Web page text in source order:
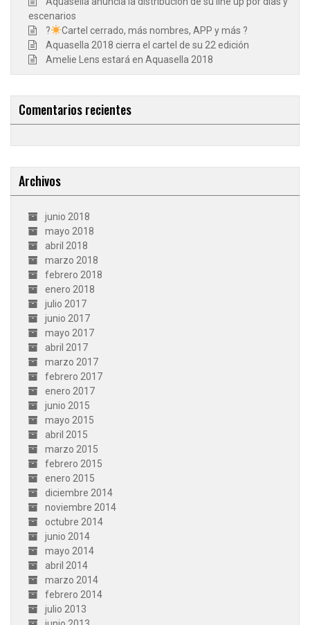
escenarios
?
Cartel cerrado, más nombres, APP y más ?
Aquasella 2018 cierra el cartel de su 22 edición
Amelie Lens estará en Aquasella 2018
Comentarios recientes
Archivos
junio 2018
mayo 2018
abril 2018
marzo 2018
febrero 2018
enero 2018
julio 2017
junio 2017
mayo 2017
abril 2017
marzo 2017
febrero 2017
enero 2017
junio 2015
mayo 2015
abril 2015
marzo 2015
febrero 2015
enero 2015
diciembre 2014
noviembre 2014
octubre 2014
junio 2014
mayo 2014
abril 2014
marzo 2014
febrero 2014
julio 2013